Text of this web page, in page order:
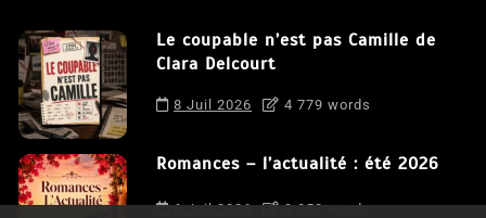
Le coupable n’est pas Camille de
Clara Delcourt
8 Juil 2026 4 779 words
Romances – l’actualité : été 2026
6 Juil 2026 3 052 words